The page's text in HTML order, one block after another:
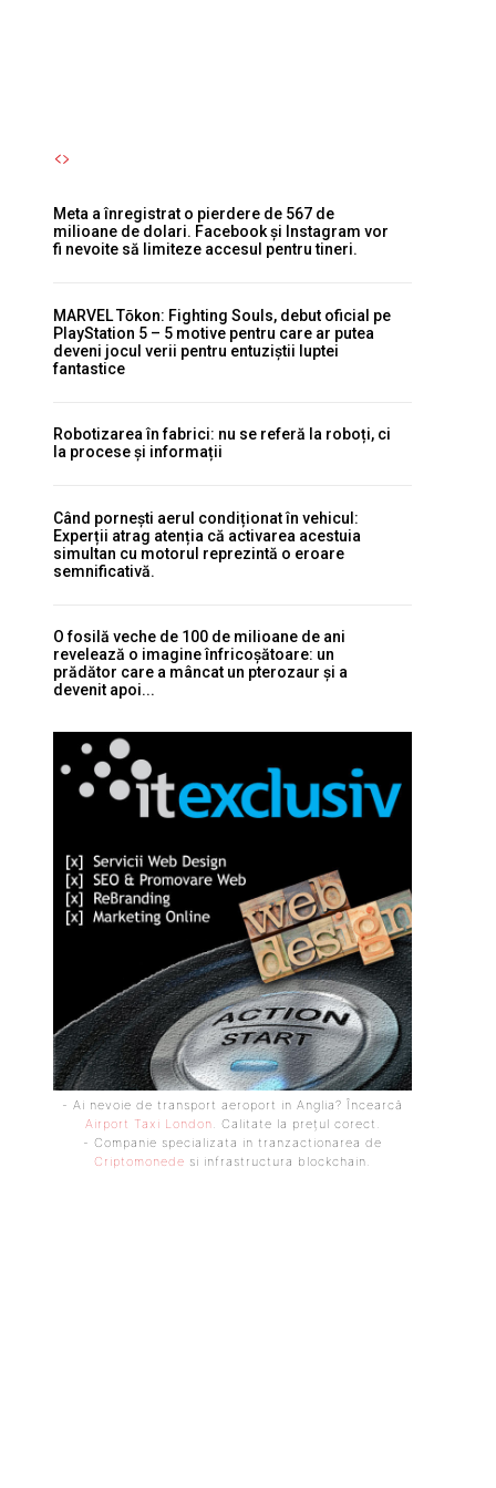
Meta a înregistrat o pierdere de 567 de
milioane de dolari. Facebook și Instagram vor
fi nevoite să limiteze accesul pentru tineri.
MARVEL Tōkon: Fighting Souls, debut oficial pe
PlayStation 5 – 5 motive pentru care ar putea
deveni jocul verii pentru entuziștii luptei
fantastice
Robotizarea în fabrici: nu se referă la roboți, ci
la procese și informații
Când pornești aerul condiționat în vehicul:
Experții atrag atenția că activarea acestuia
simultan cu motorul reprezintă o eroare
semnificativă.
O fosilă veche de 100 de milioane de ani
revelează o imagine înfricoșătoare: un
prădător care a mâncat un pterozaur și a
devenit apoi...
- Ai nevoie de transport aeroport in Anglia? Încearcă
Airport Taxi London. Calitate la prețul corect.
- Companie specializata in tranzactionarea de
Criptomonede si infrastructura blockchain.